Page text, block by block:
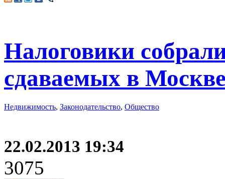
Налоговики
сдаваемых в
Недвижимость, Законодательство, Общество
22.02.2013 19:34
3075